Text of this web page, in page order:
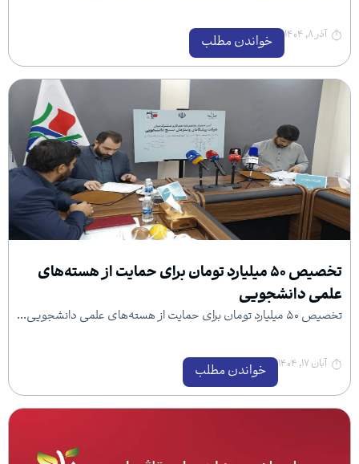
خواندن مطلب
تخصیص ۵۰ میلیارد تومان برای حمایت از هسته‌های
خواندن مطلب